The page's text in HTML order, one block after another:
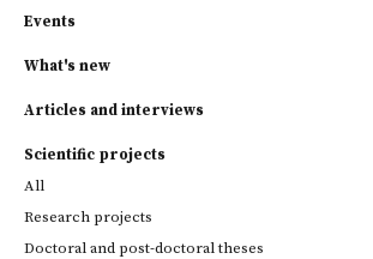
Events
What's new
Articles and interviews
Scientific projects
All
Research projects
Doctoral and post-doctoral theses